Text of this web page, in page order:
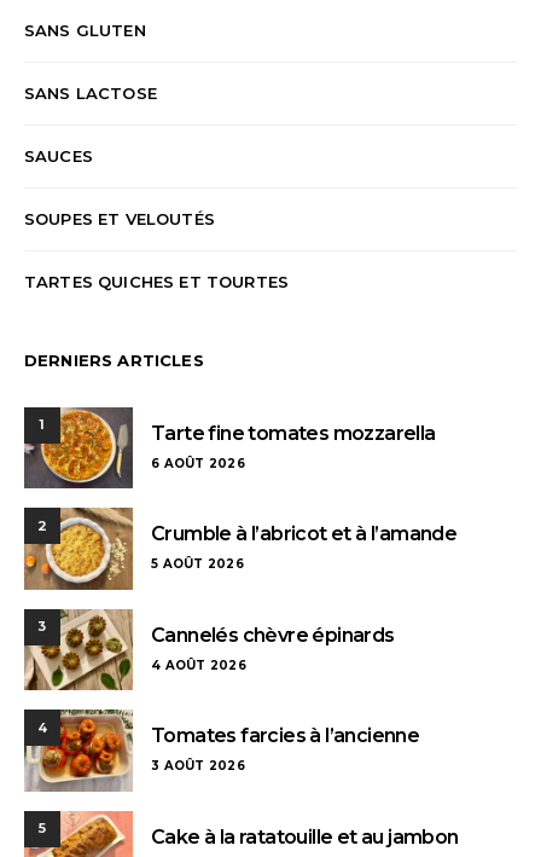
SANS GLUTEN
SANS LACTOSE
SAUCES
SOUPES ET VELOUTÉS
TARTES QUICHES ET TOURTES
DERNIERS ARTICLES
1 Tarte fine tomates mozzarella
6 AOÛT 2026
2 Crumble à l’abricot et à l’amande
5 AOÛT 2026
3 Cannelés chèvre épinards
4 AOÛT 2026
4 Tomates farcies à l’ancienne
3 AOÛT 2026
5 Cake à la ratatouille et au jambon